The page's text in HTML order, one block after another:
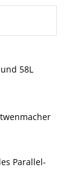
58L
Parallel-